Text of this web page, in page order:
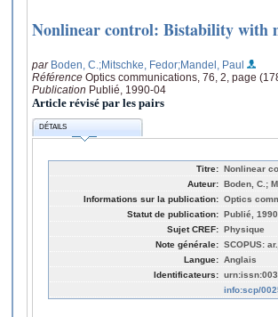
Nonlinear control: Bistability with
par Boden, C. ;Mitschke, Fedor;Mandel, Paul
Référence Optics communications, 76, 2, page
Publication Publié, 1990-04
Article révisé par les pairs
DÉTAILS
Titre: Nonlinear
Auteur: Boden, C.;
Informations sur la publication: Optics
Statut de publication: Publié,
Sujet CREF: Physique
Note générale: SCOPUS:
Langue: Anglais
Identificateurs:
info:scp/